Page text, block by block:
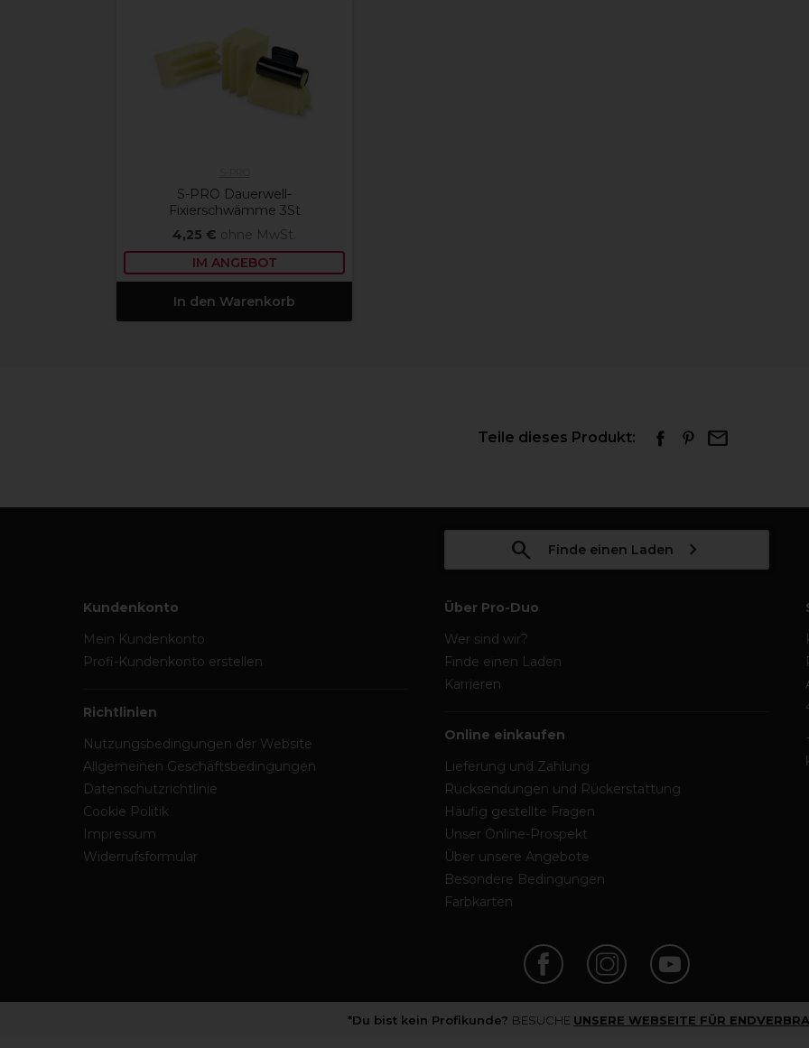
S-PRO Dauerwell-
Fixierschwämme 3St
4,25 € ohne MwSt.
IM ANGEBOT
In den Warenkorb
Teile dieses Produkt:
Finde einen Laden
Kundenkonto
Mein Kundenkonto
Profi-Kundenkonto erstellen
Richtlinien
Nutzungsbedingungen der Website
Allgemeinen Geschäftsbedingungen
Datenschutzrichtlinie
Cookie Politik
Impressum
Widerrufsformular
Über Pro-Duo
Wer sind wir?
Finde einen Laden
Karrieren
Online einkaufen
Lieferung und Zahlung
Rücksendungen und Rückerstattung
Häufig gestellte Fragen
Unser Online-Prospekt
Über unsere Angebote
Besondere Bedingungen
Farbkarten
*Du bist kein Profikunde? BESUCHE UNSERE WEBSEITE FÜR